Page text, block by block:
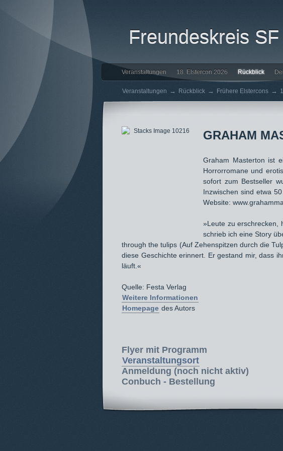
Freundeskreis
Veranstaltungen 18. Elstercon 2026 Rückblick
Veranstaltungen → Rückblick → Frühere Elstercons →
GRAHAM
Graham Masterton ist
Horrorromane und
sofort zum Bestseller
Inzwischen sind etwa
Website:
»Leute zu erschrecken,
schrieb ich eine Story
through the tulips (Auf Zehenspitzen durch die
diese Geschichte erinnert. Er gestand mir, dass
läuft.«
Quelle: Festa Verlag
Weitere Informationen
Homepage des Autors
Flyer mit Programm
Veranstaltungsort
Anmeldung (noch nicht aktiv)
Conbuch - Bestellung